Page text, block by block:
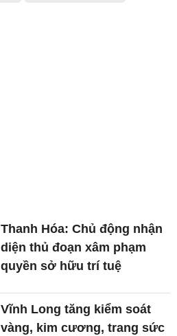
Thanh Hóa: Chủ động nhận
diện thủ đoạn xâm phạm
quyền sở hữu trí tuệ
Vĩnh Long tăng kiểm soát
vàng, kim cương, trang sức